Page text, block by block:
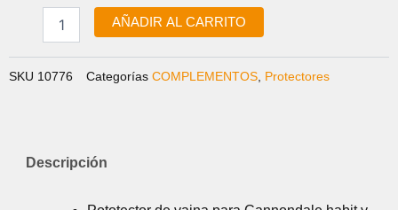
AÑADIR AL CARRITO
SKU 10776 Categorías COMPLEMENTOS Protectores
Descripción